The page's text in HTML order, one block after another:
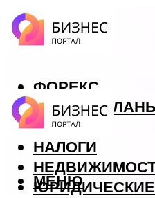
ФОРЕКС
БИЗНЕС
КРЕДИТЫ
НАЛОГИ
МЕНЮ